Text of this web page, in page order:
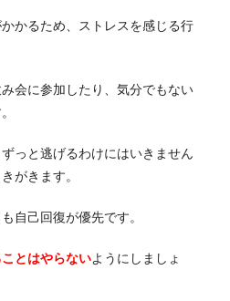
かるため、ストレスを感じる行
会に参加したり、気分でもない
っと逃げるわけにはいきません
がきます。
自己回復が優先です。
とはやらないようにしましょ